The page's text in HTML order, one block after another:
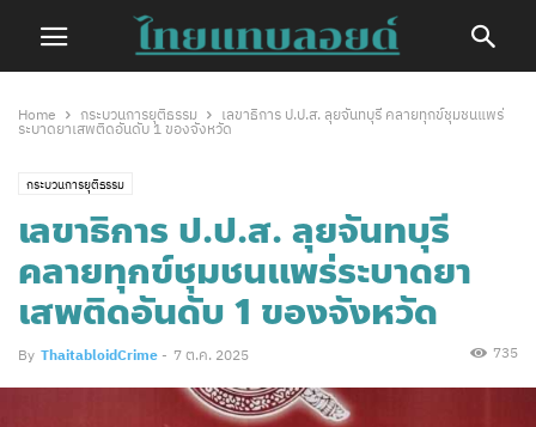
Home กระบวนการยุติธรรม
เลขาธิการ ป.ป.ส. ลุยจันทบุรี คลายทุกข์ชุมชนแพร่
ระบาดยาเสพติดอันดับ 1 ของจังหวัด
กระบวนการยุติธรรม
เลขาธิการ ป.ป.ส. ลุยจันทบุรี
คลายทุกข์ชุมชนแพร่ระบาดยา
เสพติดอันดับ 1 ของจังหวัด
By ThaitabloidCrime - 7 ต.ค. 2025 735